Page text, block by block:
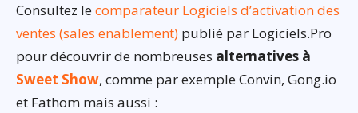
Consultez lecomparateur Logiciels d’activation des
ventes (sales enablement) publié par Logiciels.Pro
pour découvrir de nombreuses alternatives à
Sweet Show, comme par exemple Convin, Gong.io
et Fathom mais aussi :